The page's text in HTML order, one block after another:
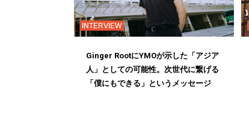
INTERVIEW
Ginger RootにYMOが示した「アジア
人」としての可能性。次世代に繋げる
「僕にもできる」というメッセージ